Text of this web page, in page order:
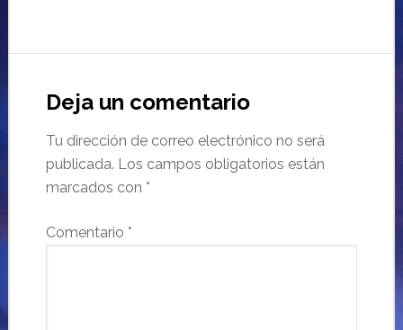
Deja un comentario
Tu dirección de correo electrónico no será
publicada. Los campos obligatorios están
marcados con *
Comentario *